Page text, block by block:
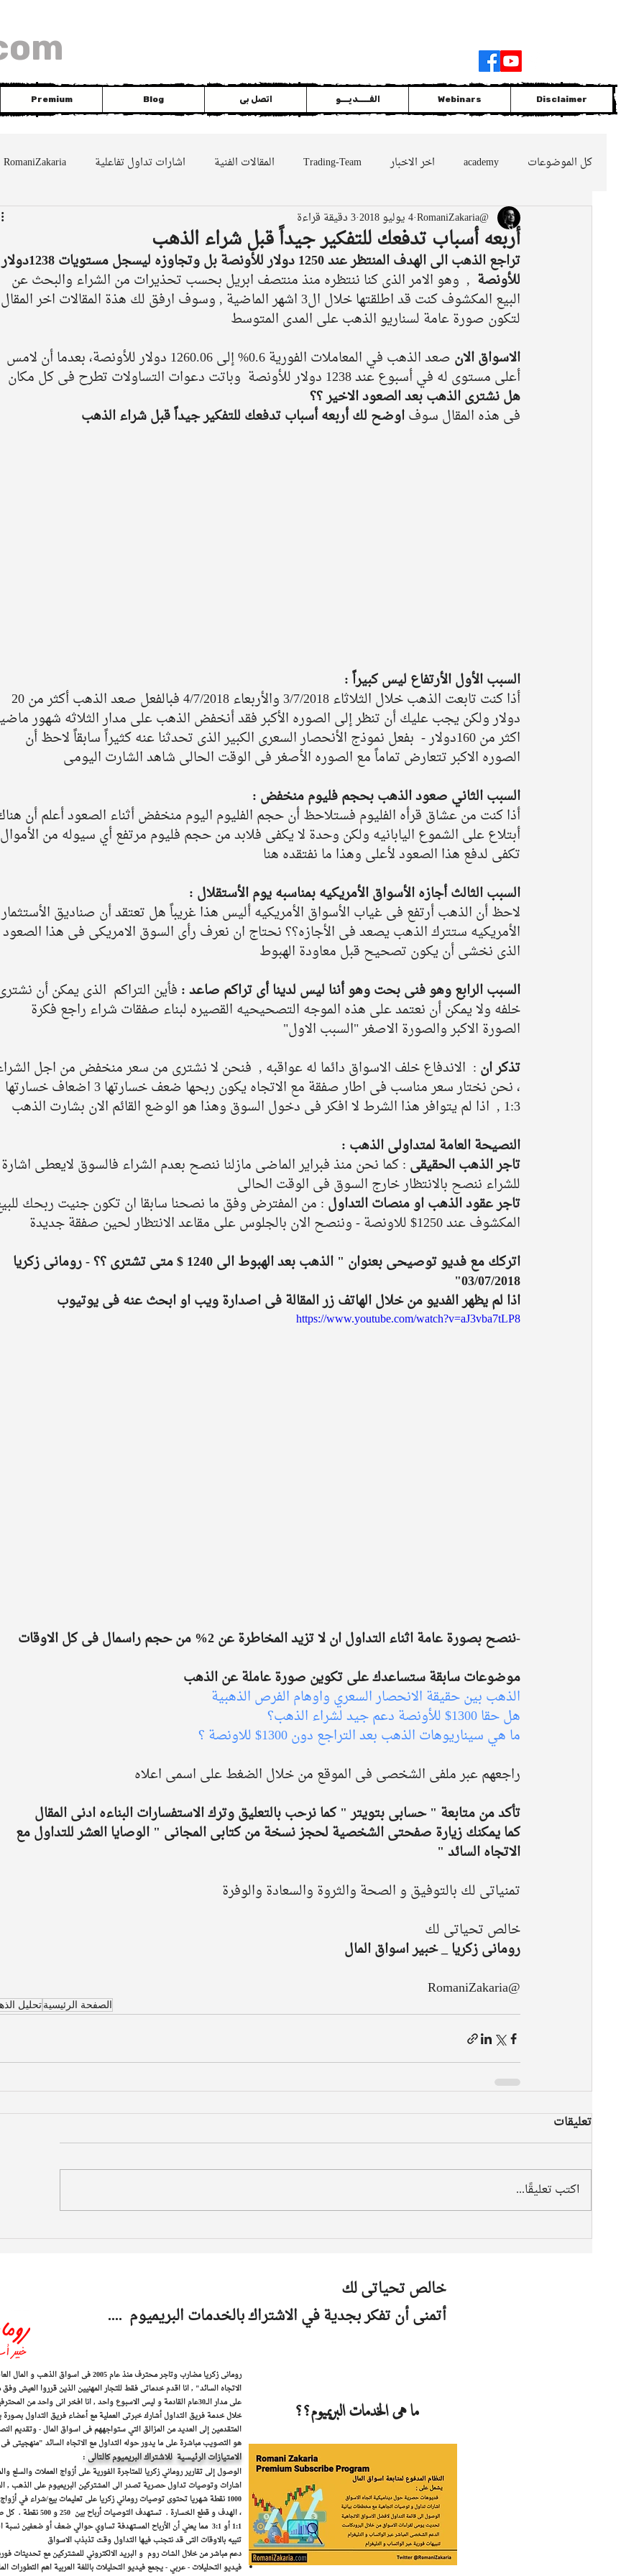
Premium Blog اتصل بى الفــــديـــو Webinars Disclaimer
كل الموضوعات academy اخر الاخبار Trading-Team المقالات الفنية اشارات تداول تفاعلية RomaniZakaria
التداول مع الاتجاه السائد oil
Dowjones
أربعه أسباب تدفعك للتفكير جيداً قبل شراء الذهب
@RomaniZakaria 4 يوليو 2018 3 دقيقة قراءة
تراجع الذهب الى الهدف المنتظر عند 1250 دولار للأونصة بل وتجاوزه
للأونصة
  ,  وهو الامر الذى كنا ننتظره منذ منتصف ابريل بحسب تحذيرات من الشراء والبحث عن
البيع المكشوف كنت قد اطلقتها خلال ال3 اشهر الماضية , وسوف ارفق لك هذة المقالات اخر
لتكون صورة عامة لسناريو الذهب على المدى المتوسط
الاسواق الان
صعد الذهب في المعاملات الفورية 0.6% إلى 1260.06 دولار للأونصة، بعدما أن لامس
أعلى مستوى له في أسبوع عند 1238 دولار للأونصة  وباتت دعوات التساولات تطرح فى كل مكان
هل نشترى الذهب بعد الصعود الاخير ؟؟
فى هذه المقال سوف اوضح لك أربعه أسباب تدفعك للتفكير جيداً قبل شراء الذهب
السبب الأول الأرتفاع ليس كبيراً :
دولار ولكن يجب عليك أن تنظر إلى الصوره الأكبر فقد أنخفض الذهب على مدار الثلاثه شهور
اكثر من 160دولار -  بفعل نموذج الأنحصار السعرى الكبير الذى تحدثنا عنه كثيراً سابقاً لاحظ أن
الصوره الاكبر تتعارض تماماً مع الصوره الأصغر فى الوقت الحالى شاهد الشارت اليومى
السبب الثاني صعود الذهب بحجم فليوم منخفض :
أذا كنت من عشاق قرأه الفليوم فستلاحظ أن حجم الفليوم اليوم منخفض أثناء الصعود أعلم أن
أبتلاع على الشموع اليابانيه ولكن وحدة لا يكفى فلابد من حجم فليوم مرتفع أي سيوله من
تكفى لدفع هذا الصعود لأعلى وهذا ما نفتقده هنا
السبب الثالث أجازه الأسواق الأمريكيه بمناسبه يوم الأستقلال :
لاحظ أن الذهب أرتفع فى غياب الأسواق الأمريكيه أليس هذا غريباً هل تعتقد أن صناديق
الأمريكيه ستترك الذهب يصعد فى الأجازه؟؟ نحتاج ان نعرف رأى السوق الامريكى فى هذا
الذى نخشى أن يكون تصحيح قبل معاودة الهبوط
السبب الرابع وهو فنى بحت وهو أننا ليس لدينا أى تراكم صاعد : فأين التراكم  الذى يمكن أن
خلفه ولا يمكن أن نعتمد على هذه الموجه التصحيحيه القصيره لبناء صفقات شراء راجع فكرة
الصورة الاكبر والصورة الاصغر "السبب الاول"
تذكر ان :  الاندفاع خلف الاسواق دائما له عواقبه ,  فنحن لا نشترى من سعر منخفض من اجل
، نحن نختار سعر مناسب فى اطار صفقة مع الاتجاه يكون ربحها ضعف خسارتها 3 اضعاف خسارتها
1:3 ,  اذا لم يتوافر هذا الشرط لا افكر فى دخول السوق ⁦وهذا هو الوضع القائم الان بشارت الذهب ⁩
النصيحة العامة لمتداولى الذهب :
تاجر الذهب الحقيقى : كما نحن منذ فبراير الماضى مازلنا ننصح بعدم الشراء فالسوق لايعطى
للشراء ننصح بالانتظار خارج السوق فى الوقت الحالى
تاجر عقود الذهب او منصات التداول : من المفترض وفق ما نصحنا سابقا ان تكون جنيت ربحك
المكشوف عند 1250$ للاونصة - وننصح الان بالجلوس على مقاعد الانتظار لحين صفقة جديدة
اتركك مع فديو توصيحى بعنوان " الذهب بعد الهبوط الى 1240 $ متى تشترى ؟؟ - رومانى زكريا
03/07/2018"
اذا لم يظهر الفديو من خلال الهاتف زر المقالة فى اصدارة ويب او ابحث عنه فى يوتيوب
https://www.youtube.com/watch?v=aJ3vba7tLP8
-ننصح بصورة عامة اثناء التداول ان لا تزيد المخاطرة عن 2% من حجم راسمال فى كل الاوقات
موضوعات سابقة ستساعدك على تكوين صورة عاملة عن الذهب
الذهب بين حقيقة الانحصار السعري واوهام الفرص الذهبية
هل حقا 1300$ للأونصة دعم جيد لشراء الذهب؟
ما هي سيناريوهات الذهب بعد التراجع دون 1300$ للاونصة ؟
راجعهم عبر ملفى الشخصى فى الموقع من خلال الضغط على اسمى اعلاه
تأكد من متابعة " حسابى بتويتر " كما نرحب بالتعليق وترك الاستفسارات البناءه ادنى المقال
كما يمكنك زيارة صفحتى الشخصية لحجز نسخة من كتابى المجانى " الوصايا العشر للتداول مع
الاتجاه السائد "
تمنياتى لك بالتوفيق و الصحة والثروة والسعادة والوفرة
خالص تحياتى لك
رومانى زكريا _ خبير اسواق المال
@RomaniZakaria
الصفحة الرئيسيةتحليل
تعليقات
اكتب تعليقًا...
خالص تحياتى لك
أتمنى أن تفكر بجدية في الاشتراك بالخدمات البريميوم ....
رومانى زكريا مضارب وتاجر محترف منذ عام
الاتجاه السائد" , ​انا اقدم خدماتى فقط للتجار المهنيين الذين قرروا العيش
على مدار الـــ30عام القادمة و ليس الاسبوع واحد , انا افخر انى
خلال خدمة فريق التداول أشارك خبرتى العملية مع أعضاء فريق التداول بصورة
المتقدمين إلى العديد من المزالق التي ستواجههم فى اسواق المال - وتقديم
هو التصويب مباشرة على ما يدور حوله التداول مع الاتجاه السائد "منهجيتى
الامتيازات الرئيسية للاشتراك البريميوم كالتالى :
الوصول إلى تقارير روماني زكريا للمتاجرة الفورية على أزواج العملات والسلع
اشارات وتوصيات تداول حصرية تصدر الى المشتركين البريميوم على الذهب ,
1000 نقطة شهريا تحتوى توصيات روماني زكريا على تعليمات بيع/شراء في
، الهدف و قطع الخسارة
1:1 أو 3:1 مما يعني أن الأرباح المستهدفة تساوي حوالي ضعف أو ضعفين نسبة المخاطرة .
تنبيه بالاوقات التى قد نتجنب فيها التداول وقت تذبذب الاسواق
دعم مباشر من خلال الشات روم و البريد الالكتروني للمشتركين مع تحديثات
فيديو التحليلات - عربي - يجمع فيديو التحليلات باللغة العربية اهم التطورات
ما هى الخدمات البريميوم؟؟